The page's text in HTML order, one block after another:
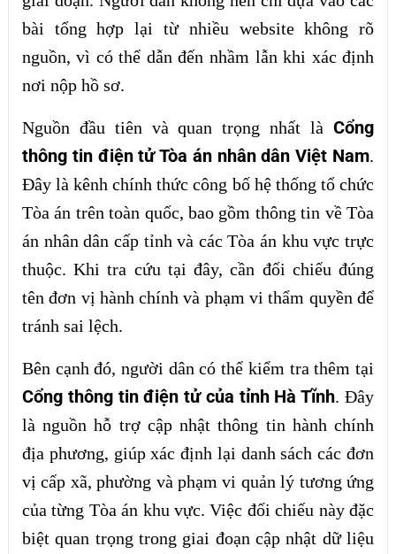
bài tổng hợp lại từ nhiều website không rõ
nguồn, vì có thể dẫn đến nhầm lẫn khi xác định
nơi nộp hồ sơ.
Nguồn đầu tiên và quan trọng nhất làCổng
thông tin điện tử Tòa án nhân dân Việt Nam.
Đây là kênh chính thức công bố hệ thống tổ chức
Tòa án trên toàn quốc, bao gồm thông tin về Tòa
án nhân dân cấp tỉnh và các Tòa án khu vực trực
thuộc. Khi tra cứu tại đây, cần đối chiếu đúng
tên đơn vị hành chính và phạm vi thẩm quyền để
tránh sai lệch.
Bên cạnh đó, người dân có thể kiểm tra thêm tại
Cổng thông tin điện tử của tỉnh Hà Tĩnh. Đây
là nguồn hỗ trợ cập nhật thông tin hành chính
địa phương, giúp xác định lại danh sách các đơn
vị cấp xã, phường và phạm vi quản lý tương ứng
của từng Tòa án khu vực. Việc đối chiếu này đặc
biệt quan trọng trong giai đoạn cập nhật dữ liệu